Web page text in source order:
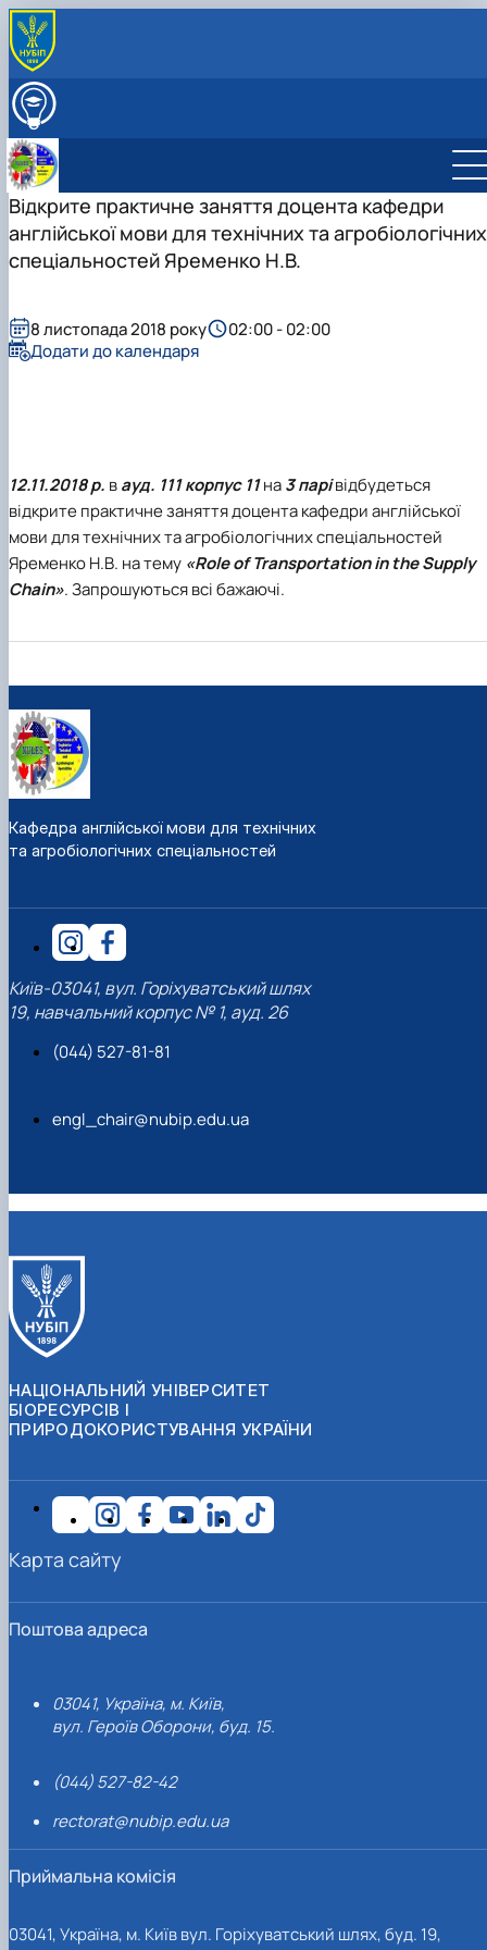
ПРО КАФЕДРУ
Профорієнтаційна робота кафедри
Науково-дослідна лабораторія «Науково-
перекладу»
ОСВІТНІЙ ПРОЦЕС
НАУКОВА РОБОТА
СКЛАД КАФЕДРИ
ГУРТКИ
Студентський науковий гурток "Сучасна
мова науково-технічного спряму…
фахових текстів"
Відкрите практичне заняття доцента кафедри
англійської мови для технічних та агробіологічних
спеціальностей Яременко Н.В.
12.11.2018 р. вауд. 111 корпус 11на3 парівідбудеться
відкрите практичне заняття доцента кафедри англійської
мови для технічних та агробіологічних спеціальностей
Яременко Н.В. на тему «Role of Transportation in the Supply
Chain». Запрошуються всі бажаючі.
8 листопада 2018 року
02:00 - 02:00
Додати до календаря
Кафедра англійської мови для технічних
та агробіологічних спеціальностей
Київ-03041, вул. Горіхуватський шлях
19, навчальний корпус № 1, ауд. 26
(044) 527-81-81
engl_chair@nubip.edu.ua
НАЦІОНАЛЬНИЙ УНІВЕРСИТЕТ
БІОРЕСУРСІВ І
ПРИРОДОКОРИСТУВАННЯ УКРАЇНИ
Поштова адреса
03041, Україна, м. Київ,
вул. Героїв Оборони, буд. 15.
(044) 527-82-42
rectorat@nubip.edu.ua
Приймальна комісія
03041, Україна, м. Київ вул. Горіхуватський шлях, буд. 19,
Карта сайту